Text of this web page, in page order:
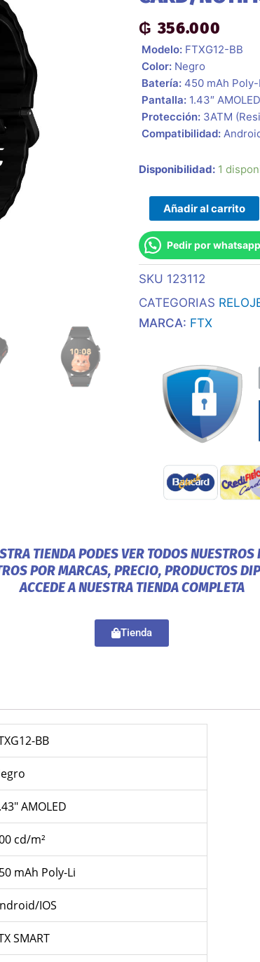
₲ 356.000
 Modelo: FTXG12-BB
 Color: Negro
 Batería: 450 mAh Poly-
 Pantalla: 1.43″ AMOLED
 Protección: 3ATM
 Compatibilidad:
Disponibilidad: 1
Smartwatch
Bb
48mm
Negro
Android/Ios/Ia/Bt/Frec.
Card/Notificaciones
cantidad
Añadir al carrito
Pedir por whatsapp
SKU 123112
CATEGORIAS
MARCA: FTX
TIENDA PODES VER TODOS NUESTROS
POR MARCAS, PRECIO, PRODUCTOS
ACCEDE A NUESTRA TIENDA COMPLETA
Tienda
BB
AMOLED
cd/m²
mAh Poly-Li
IOS
SMART